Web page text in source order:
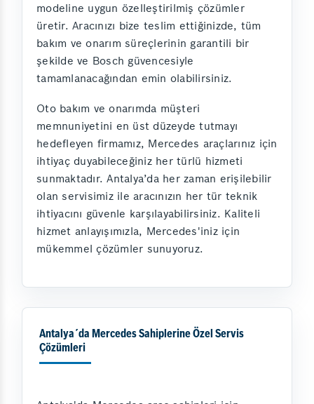
modeline uygun özelleştirilmiş çözümler
üretir. Aracınızı bize teslim ettiğinizde, tüm
bakım ve onarım süreçlerinin garantili bir
şekilde ve Bosch güvencesiyle
tamamlanacağından emin olabilirsiniz.
Oto bakım ve onarımda müşteri
memnuniyetini en üst düzeyde tutmayı
hedefleyen firmamız, Mercedes araçlarınız için
ihtiyaç duyabileceğiniz her türlü hizmeti
sunmaktadır. Antalya’da her zaman erişilebilir
olan servisimiz ile aracınızın her tür teknik
ihtiyacını güvenle karşılayabilirsiniz. Kaliteli
hizmet anlayışımızla, Mercedes'iniz için
mükemmel çözümler sunuyoruz.
Antalya´da Mercedes Sahiplerine Özel Servis
Çözümleri